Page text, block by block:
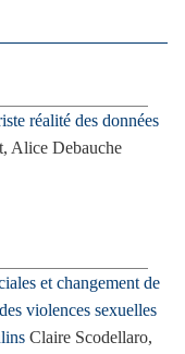
réalité des données
Alice Debauche
et changement de
violences sexuelles
Claire Scodellaro,